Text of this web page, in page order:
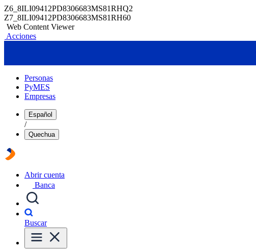
Z6_8ILI09412PD8306683MS81RHQ2
Z7_8ILI09412PD8306683MS81RH60
Web Content Viewer
Acciones
Personas
PyMES
Empresas
Español
/
Quechua
Abrir cuenta
Banca
Buscar